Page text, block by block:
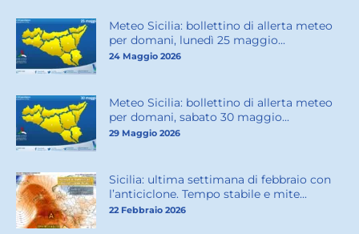
Meteo Sicilia: bollettino di allerta meteo
per domani, lunedì 25 maggio...
24 Maggio 2026
Meteo Sicilia: bollettino di allerta meteo
per domani, sabato 30 maggio...
29 Maggio 2026
Sicilia: ultima settimana di febbraio con
l’anticiclone. Tempo stabile e mite...
22 Febbraio 2026